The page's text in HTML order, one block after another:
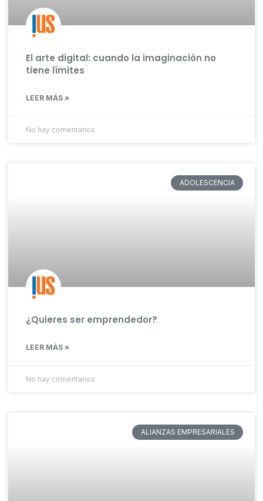
El arte digital: cuando la imaginación no
tiene límites
LEER MÁS »
No hay comentarios
ADOLESCENCIA
¿Quieres ser emprendedor?
LEER MÁS »
No hay comentarios
ALIANZAS EMPRESARIALES